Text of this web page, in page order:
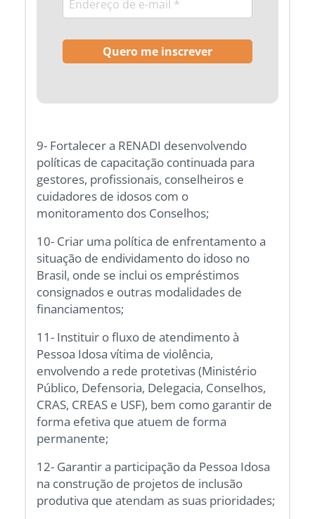
9- Fortalecer a RENADI desenvolvendo
políticas de capacitação continuada para
gestores, profissionais, conselheiros e
cuidadores de idosos com o
monitoramento dos Conselhos;
10- Criar uma política de enfrentamento a
situação de endividamento do idoso no
Brasil, onde se inclui os empréstimos
consignados e outras modalidades de
financiamentos;
11- Instituir o fluxo de atendimento à
Pessoa Idosa vítima de violência,
envolvendo a rede protetivas (Ministério
Público, Defensoria, Delegacia, Conselhos,
CRAS, CREAS e USF), bem como garantir de
forma efetiva que atuem de forma
permanente;
12- Garantir a participação da Pessoa Idosa
na construção de projetos de inclusão
produtiva que atendam as suas prioridades;